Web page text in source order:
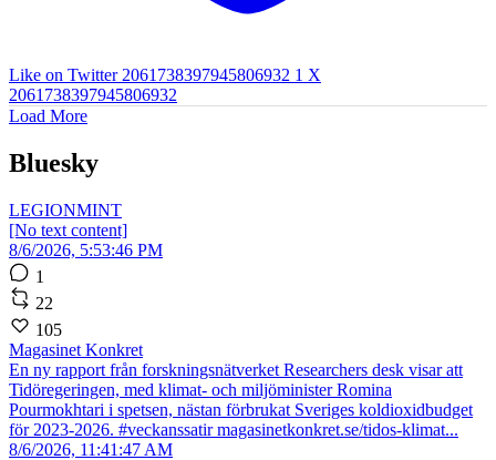
Like on Twitter 2061738397945806932 1 X
2061738397945806932
Load More
Bluesky
LEGIONMINT
[No text content]
8/6/2026, 5:53:46 PM
1
22
105
Magasinet Konkret
En ny rapport från forskningsnätverket Researchers desk visar att
Tidöregeringen, med klimat- och miljöminister Romina
Pourmokhtari i spetsen, nästan förbrukat Sveriges koldioxidbudget
för 2023-2026. #veckanssatir magasinetkonkret.se/tidos-klimat...
8/6/2026, 11:41:47 AM